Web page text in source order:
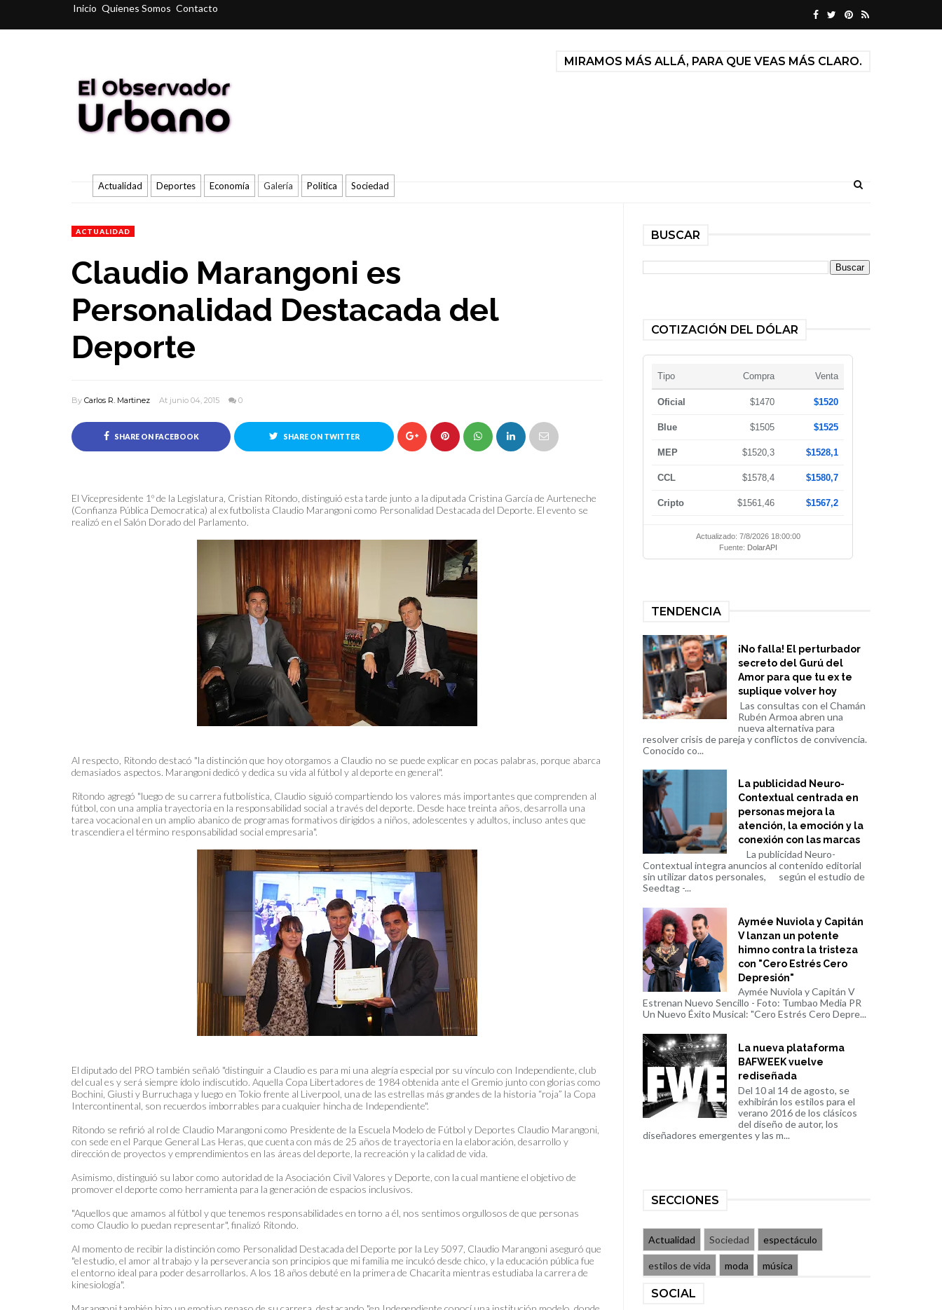
Inicio Quienes Somos Contacto
MIRAMOS MÁS ALLÁ, PARA QUE VEAS MÁS CLARO.
Actualidad Deportes Economía Galería Politica Sociedad
ACTUALIDAD
Claudio Marangoni es
Personalidad Destacada del
Deporte
By Carlos R. Martinez At junio 04, 2015 0
SHARE ON FACEBOOK SHARE ON TWITTER
El Vicepresidente 1º de la Legislatura, Cristian Ritondo, distinguió esta tarde junto a la diputada Cristina García de Aurteneche
(Confianza Pública Democratica) al ex futbolista Claudio Marangoni como Personalidad Destacada del Deporte. El evento se
realizó en el Salón Dorado del Parlamento.
Al respecto, Ritondo destacó "la distinción que hoy otorgamos a Claudio no se puede explicar en pocas palabras, porque abarca
demasiados aspectos. Marangoni dedicó y dedica su vida al fútbol y al deporte en general".
Ritondo agregó "luego de su carrera futbolística, Claudio siguió compartiendo los valores más importantes que comprenden al
fútbol, con una amplia trayectoria en la responsabilidad social a través del deporte. Desde hace treinta años, desarrolla una
tarea vocacional en un amplio abanico de programas formativos dirigidos a niños, adolescentes y adultos, incluso antes que
trascendiera el término responsabilidad social empresaria".
El diputado del PRO también señaló "distinguir a Claudio es para mi una alegría especial por su vínculo con Independiente, club
del cual es y será siempre ídolo indiscutido. Aquella Copa Libertadores de 1984 obtenida ante el Gremio junto con glorias como
Bochini, Giusti y Burruchaga y luego en Tokio frente al Liverpool, una de las estrellas más grandes de la historia “roja” la Copa
Intercontinental, son recuerdos imborrables para cualquier hincha de Independiente".
Ritondo se refirió al rol de Claudio Marangoni como Presidente de la Escuela Modelo de Fútbol y Deportes Claudio Marangoni,
con sede en el Parque General Las Heras, que cuenta con más de 25 años de trayectoria en la elaboración, desarrollo y
dirección de proyectos y emprendimientos en las áreas del deporte, la recreación y la calidad de vida.
Asimismo, distinguió su labor como autoridad de la Asociación Civil Valores y Deporte, con la cual mantiene el objetivo de
promover el deporte como herramienta para la generación de espacios inclusivos.
"Aquellos que amamos al fútbol y que tenemos responsabilidades en torno a él, nos sentimos orgullosos de que personas
como Claudio lo puedan representar", finalizó Ritondo.
Al momento de recibir la distinción como Personalidad Destacada del Deporte por la Ley 5097, Claudio Marangoni aseguró que
"el estudio, el amor al trabajo y la perseverancia son principios que mi familia me inculcó desde chico, y la educación pública fue
el entorno ideal para poder desarrollarlos. A los 18 años debuté en la primera de Chacarita mientras estudiaba la carrera de
kinesiología".
BUSCAR
COTIZACIÓN DEL DÓLAR
Tipo Compra Venta
Oficial $1470 $1520
Blue $1505 $1525
MEP $1520,3 $1528,1
CCL $1578,4 $1580,7
Cripto $1561,46 $1567,2
Actualizado: 7/8/2026 18:00:00
Fuente: DolarAPI
TENDENCIA
¡No falla! El perturbador
secreto del Gurú del
Amor para que tu ex te
suplique volver hoy
Las consultas con el Chamán
Rubén Armoa abren una
nueva alternativa para
resolver crisis de pareja y conflictos de convivencia.
Conocido co...
La publicidad Neuro-
Contextual centrada en
personas mejora la
atención, la emoción y la
conexión con las marcas
La publicidad Neuro-
Contextual integra anuncios al contenido editorial
sin utilizar datos personales, según el estudio de
Seedtag -...
Aymée Nuviola y Capitán
V lanzan un potente
himno contra la tristeza
con "Cero Estrés Cero
Depresión"
Aymée Nuviola y Capitán V
Estrenan Nuevo Sencillo - Foto: Tumbao Media PR
Un Nuevo Éxito Musical: "Cero Estrés Cero Depre...
La nueva plataforma
BAFWEEK vuelve
rediseñada
Del 10 al 14 de agosto, se
exhibirán los estilos para el
verano 2016 de los clásicos
del diseño de autor, los
diseñadores emergentes y las m...
SECCIONES
Actualidad Sociedad espectáculo
estilos de vida moda música
SOCIAL